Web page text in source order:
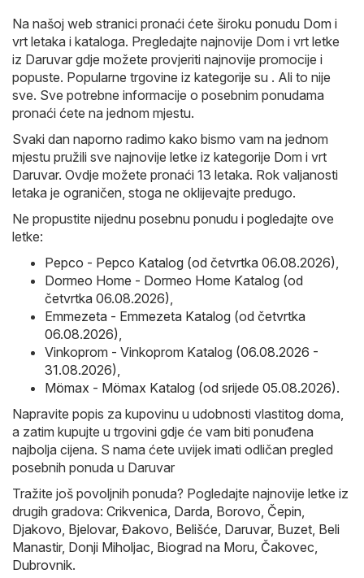
Na našoj web stranici pronaći ćete široku ponudu Dom i
vrt letaka i kataloga. Pregledajte najnovije Dom i vrt letke
iz Daruvar gdje možete provjeriti najnovije promocije i
popuste. Popularne trgovine iz kategorije su . Ali to nije
sve. Sve potrebne informacije o posebnim ponudama
pronaći ćete na jednom mjestu.
Svaki dan naporno radimo kako bismo vam na jednom
mjestu pružili sve najnovije letke iz kategorije Dom i vrt
Daruvar. Ovdje možete pronaći 13 letaka. Rok valjanosti
letaka je ograničen, stoga ne oklijevajte predugo.
Ne propustite nijednu posebnu ponudu i pogledajte ove
letke:
Pepco - Pepco Katalog (od četvrtka 06.08.2026)
Dormeo Home - Dormeo Home Katalog (od
četvrtka 06.08.2026)
Emmezeta - Emmezeta Katalog (od četvrtka
06.08.2026)
Vinkoprom - Vinkoprom Katalog (06.08.2026 -
31.08.2026)
Mömax - Mömax Katalog (od srijede 05.08.2026).
Napravite popis za kupovinu u udobnosti vlastitog doma,
a zatim kupujte u trgovini gdje će vam biti ponuđena
najbolja cijena. S nama ćete uvijek imati odličan pregled
posebnih ponuda u Daruvar
Tražite još povoljnih ponuda? Pogledajte najnovije letke iz
drugih gradova: Crikvenica Darda Borovo Čepin
Djakovo Bjelovar, Đakovo Belišće Daruvar, Buzet Beli
Manastir, Donji Miholjac Biograd na Moru Čakovec
Dubrovnik.